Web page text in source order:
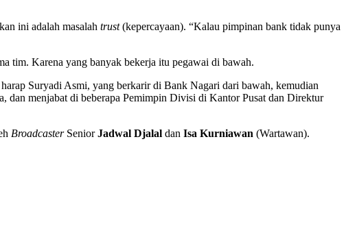
ini adalah masalah trust(kepercayaan). “Kalau pimpinan bank tidak punya
tim. Karena yang banyak bekerja itu pegawai di bawah.
Suryadi Asmi, yang berkarir di Bank Nagari dari bawah, kemudian
dan menjabat di beberapa Pemimpin Divisi di Kantor Pusat dan Direktur
BroadcasterSeniorJadwal Djalal dan Isa Kurniawan (Wartawan).